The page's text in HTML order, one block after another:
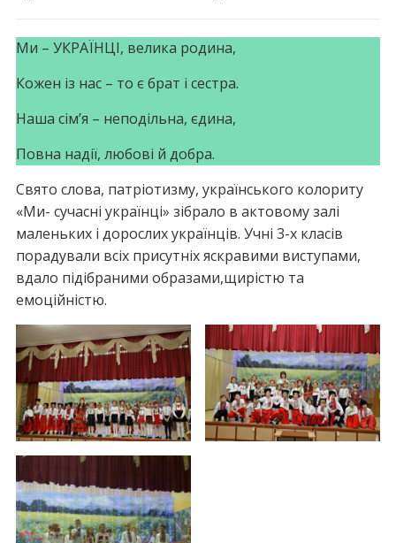
Ми – УКРАЇНЦІ, велика родина,
Кожен із нас – то є брат і сестра.
Наша сім’я – неподільна, єдина,
Повна надії, любові й добра.
Свято слова, патріотизму, українського колориту
«Ми- сучасні українці» зібрало в актовому залі
маленьких і дорослих українців. Учні 3-х класів
порадували всіх присутніх яскравими виступами,
вдало підібраними образами,щирістю та
емоційністю.